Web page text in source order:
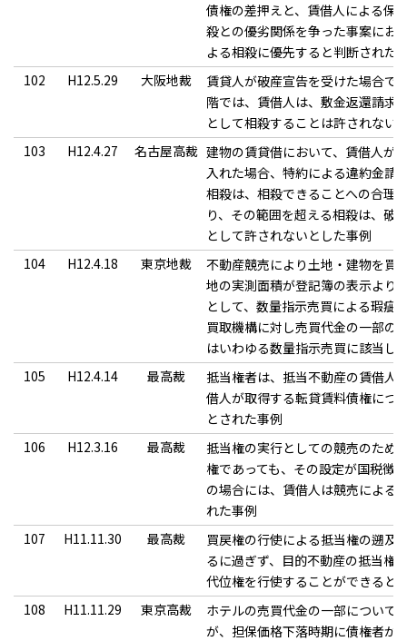
債権の差押えと、賃借人による保
殺との優劣関係を争った事案にお
よる相殺に優先すると判断された
102
H12.5.29 大阪地裁
賃貸人が破産宣告を受けた場合で
階では、賃借人は、敷金返還請求
として相殺することは許されない
103
H12.4.27 名古屋高裁 建物の賃貸借において、賃借人が
入れた場合、特約による違約金請
相殺は、相殺できることへの合理
り、その範囲を超える相殺は、破
として許されないとした事例
104
H12.4.18 東京地裁
不動産競売により土地・建物を買
地の実測面積が登記簿の表示より
として、数量指示売買による瑕疵
買取機構に対し売買代金の一部の
はいわゆる数量指示売買に該当し
105
H12.4.14 最高裁
抵当権者は、抵当不動産の賃借人
借人が取得する転貸賃料債権につ
とされた事例
106
H12.3.16 最高裁
抵当権の実行としての競売のため
権であっても、その設定が国税徴
の場合には、賃借人は競売による
れた事例
107
H11.11.30 最高裁
買戻権の行使による抵当権の遡及
るに過ぎず、目的不動産の抵当権
代位権を行使することができると
108
H11.11.29 東京高裁
ホテルの売買代金の一部について
が、担保価格下落時期に債権者が